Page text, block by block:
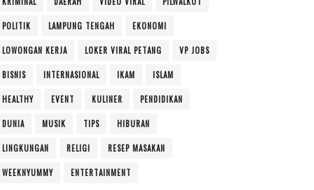
POLITIK LAMPUNG TENGAH EKONOMI
LOWONGAN KERJA LOKER VIRAL PETANG VP JOBS
BISNIS INTERNASIONAL IKAM ISLAM
HEALTHY EVENT KULINER PENDIDIKAN
DUNIA MUSIK TIPS HIBURAN
LINGKUNGAN RELIGI RESEP MASAKAN
WEEKNYUMMY ENTERTAINMENT